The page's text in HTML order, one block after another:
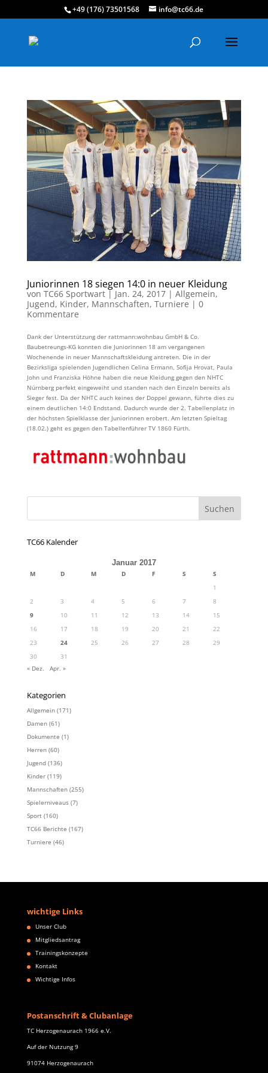
+49 (176) 73501568 info@tc66.de
Juniorinnen 18 siegen 14:0 in neuer Kleidung
von TC66 Sportwart| Jan. 24, 2017| Allgemein,
Jugend, Kinder, Mannschaften, Turniere | 0
Kommentare
Dank der Unterstützung der rattmann:wohnbau GmbH & Co.
Baubetreungs-KG konnten die Juniorinnen 18 am vergangenen
Wochenende in neuer Mannschaftskleidung antreten. Die in der
Bezirksliga spielenden Jugendlichen Celina Ermann, Sofija Hrovat, Paula
John und Franziska Höhne haben die neue Kleidung gegen den NHTC
Nürnberg perfekt eingeweiht und standen nach den Einzeln bereits als
Sieger fest. Da der NHTC auch keines der Doppel gewann, führte dies zu
einem deutlichen 14:0 Endstand. Dadurch wurde der 2. Tabellenplatz in
der höchsten Spielklasse der Juniorinnen erobert. Am letzten Spieltag
(18.02.) geht es gegen den Tabellenführer TV 1860 Fürth.
TC66 Kalender
Januar 2017
M D M D F S
S
1
2
3 4 5 6 7
8
9
10 11 12 13 14
15
16
17 18 19 20 21
22
23
24 25 26 27 28
29
30
31
« Dez.
Apr. »
Kategorien
Allgemein(171)
Damen(61)
Dokumente (1)
Herren(60)
Jugend(136)
Kinder(119)
Mannschaften(255)
Spielerniveaus(7)
Sport(160)
TC66 Berichte (167)
Turniere (46)
wichtige Links
Unser Club
Mitgliedsantrag
Trainingskonzepte
Kontakt
Wichtige Infos
Postanschrift & Clubanlage
TC Herzogenaurach 1966 e.V.
Auf der Nutzung 9
91074 Herzogenaurach